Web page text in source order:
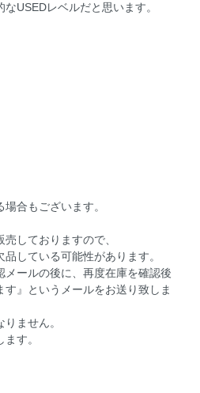
USEDレベルだと思います。
合もございます。
しておりますので、
している可能性があります。
メールの後に、再度在庫を確認後
す』というメールをお送り致しま
ません。
す。